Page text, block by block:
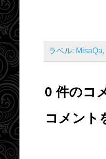
ラベル: MisaQa,
0 件のコ
コメント